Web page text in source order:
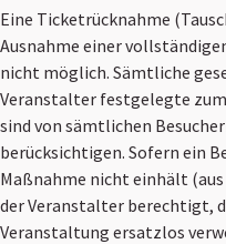
Eine Ticketrücknahme
Ausnahme einer
nicht möglich. Sämtliche
Veranstalter festgelegte
sind von sämtlichen
berücksichtigen. Sofern ein
Maßnahme nicht einhält
der Veranstalter berechtigt,
Veranstaltung ersatzlos